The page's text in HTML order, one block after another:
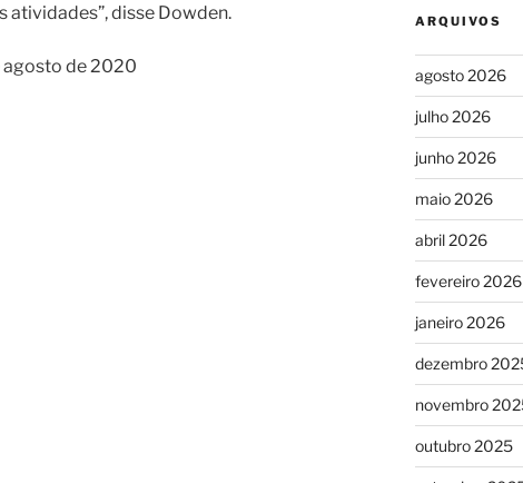
atividades”, disse Dowden.
agosto de 2020
ARQUIVOS
agosto 2026
julho 2026
junho 2026
maio 2026
abril 2026
fevereiro 2026
janeiro 2026
dezembro
novembro
outubro 2025